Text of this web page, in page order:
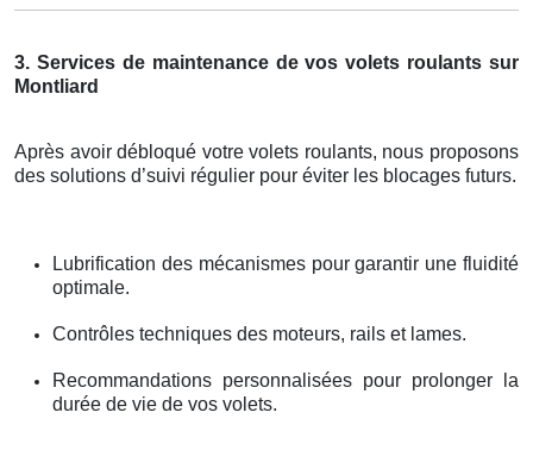
3. Services de maintenance de vos volets roulants sur
Montliard
Après avoir débloqué votre volets roulants, nous proposons
des solutions d’suivi régulier pour éviter les blocages futurs.
Lubrification des mécanismes pour garantir une fluidité
optimale.
Contrôles techniques des moteurs, rails et lames.
Recommandations personnalisées pour prolonger la
durée de vie de vos volets.